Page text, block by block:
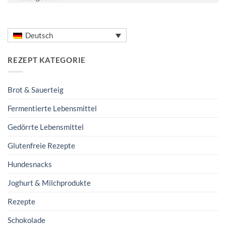
Deutsch
REZEPT KATEGORIE
Brot & Sauerteig
Fermentierte Lebensmittel
Gedörrte Lebensmittel
Glutenfreie Rezepte
Hundesnacks
Joghurt & Milchprodukte
Rezepte
Schokolade